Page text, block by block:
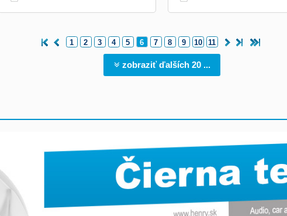
1 2 3 4 5 6 7 8 9 10 11
zobraziť ďalších 20 ...